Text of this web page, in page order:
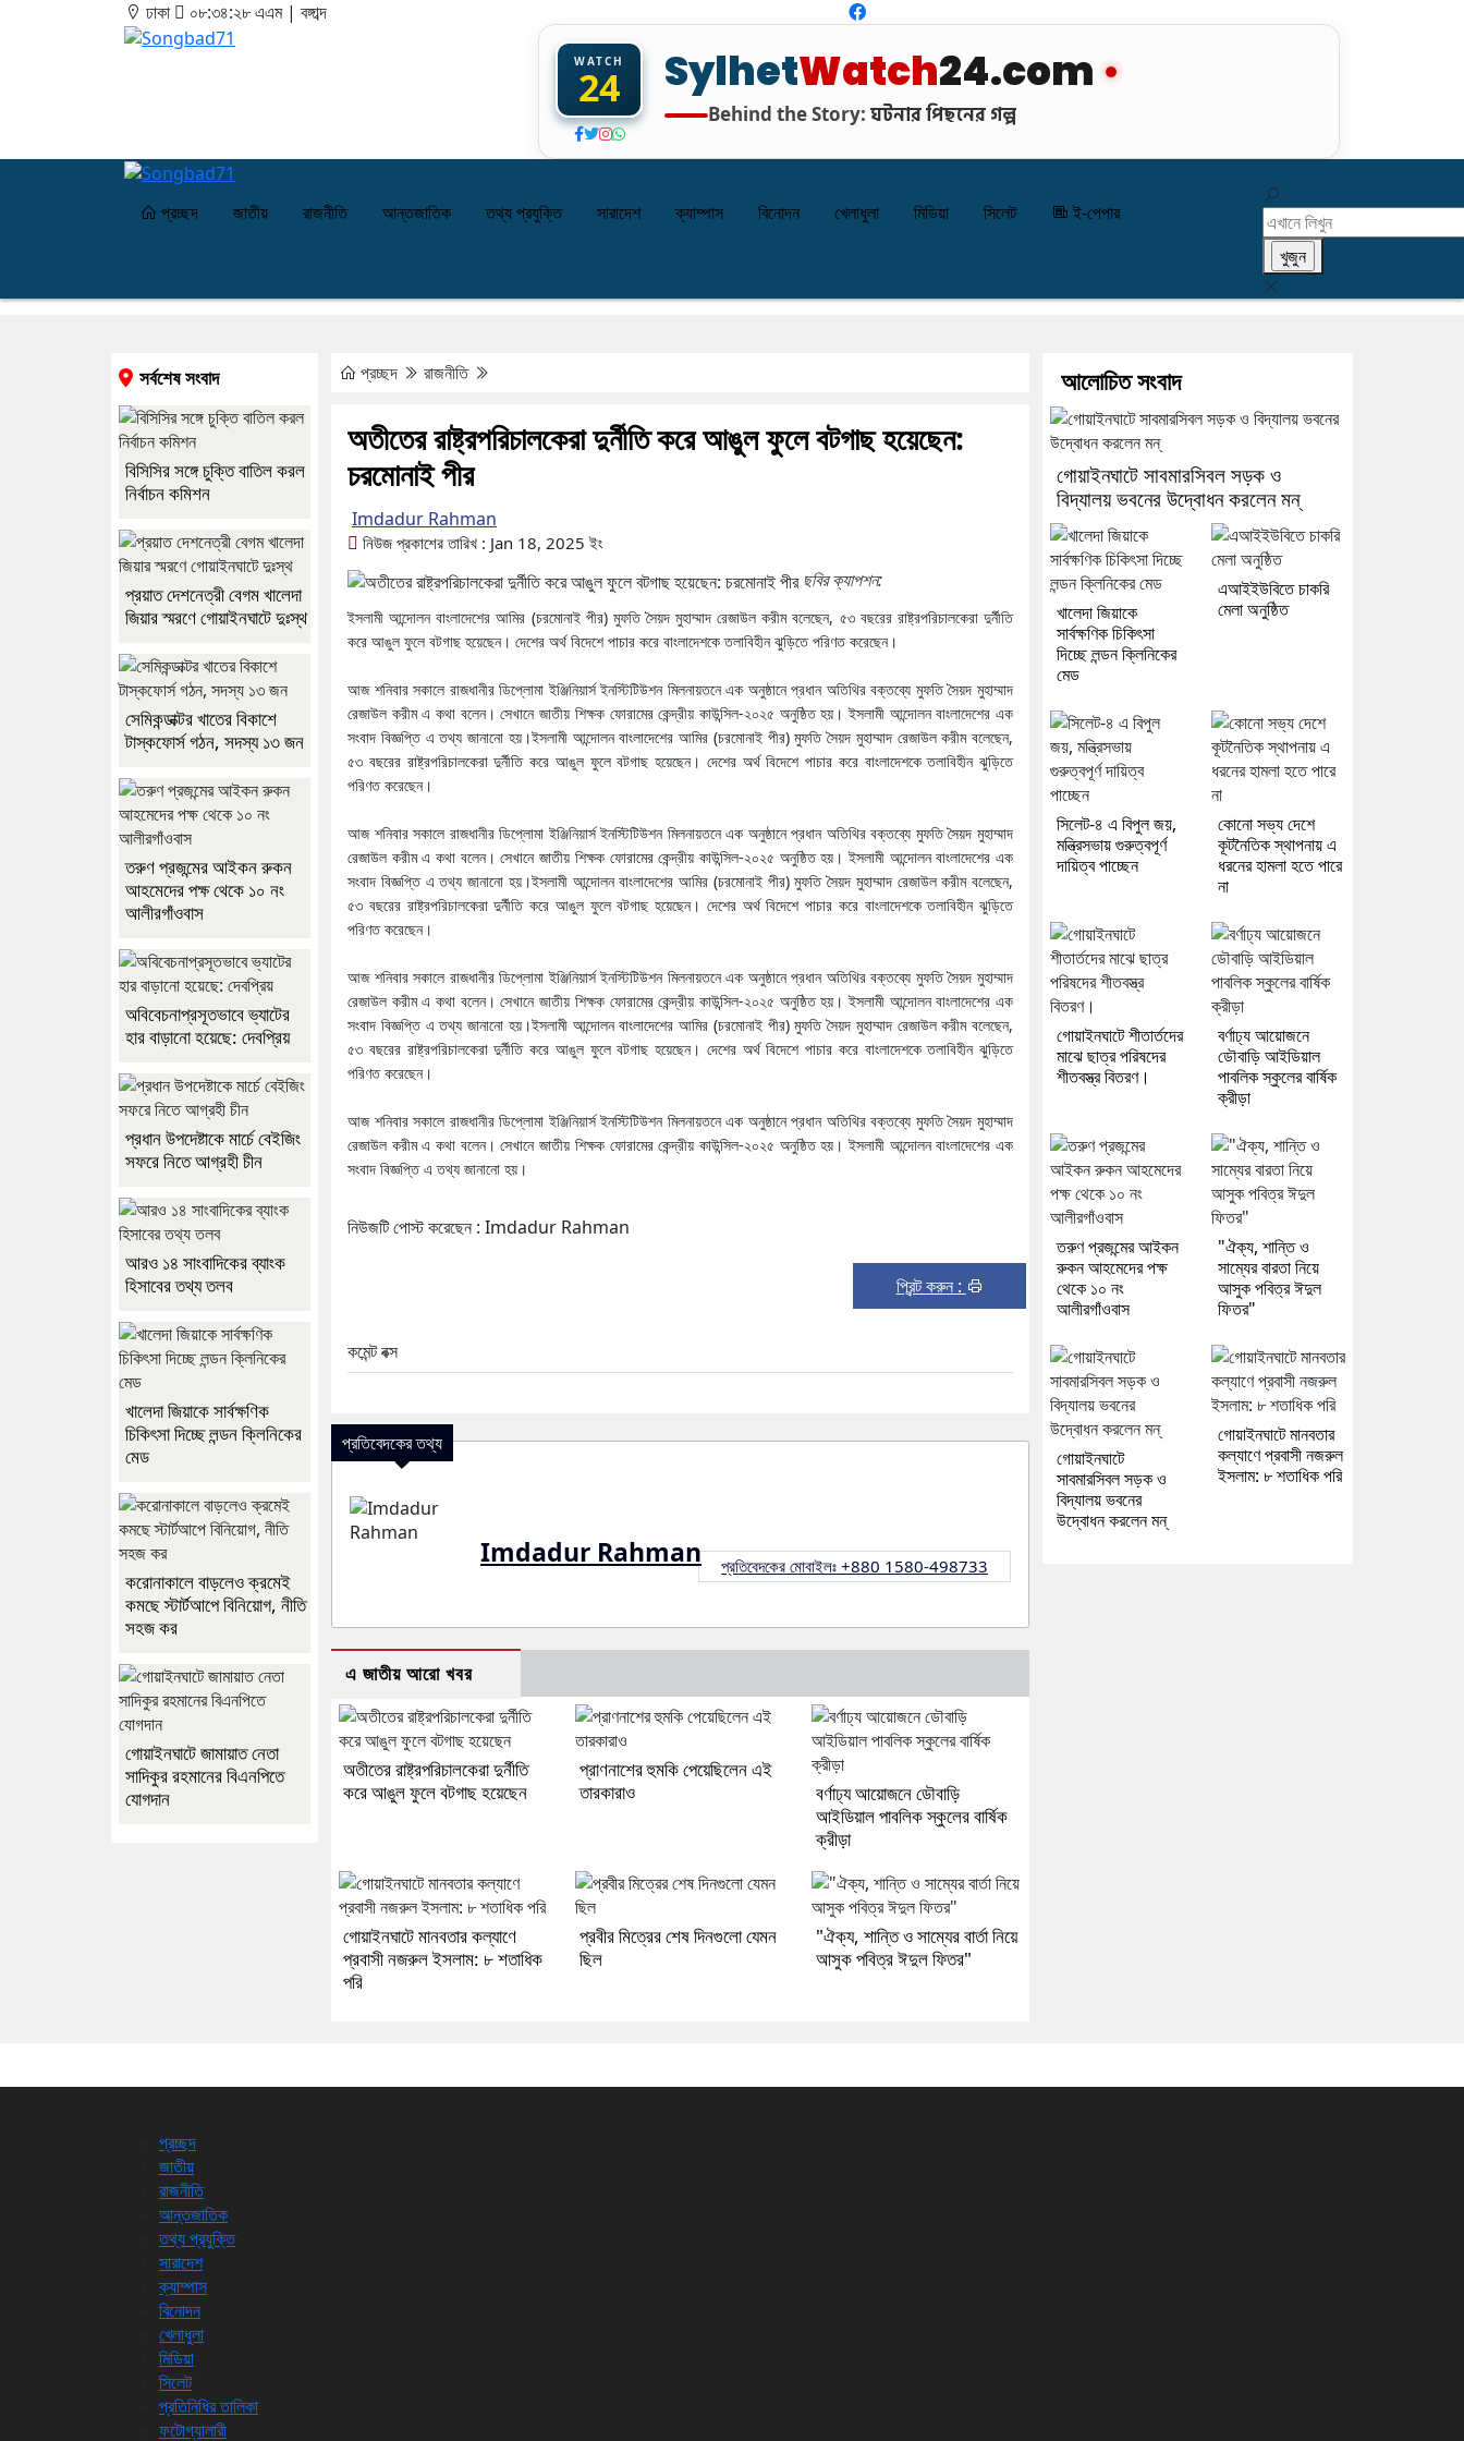
ঢাকা ০৮:৩৪:২৮ এএম| বঙ্গাব্দ
WATCH
24 SylhetWatch24.com
Behind the Story: ঘটনার পিছনের গল্প
প্রচ্ছদ জাতীয় রাজনীতি আন্তজাতিক তথ্য প্রযুক্তি সারাদেশ ক্যাম্পাস বিনোদন খেলাধুলা মিডিয়া সিলেট ই-পেপার
প্রচ্ছদ রাজনীতি
অতীতের রাষ্ট্রপরিচালকেরা দুর্নীতি করে আঙুল ফুলে বটগাছ হয়েছেন:
চরমোনাই পীর
Imdadur Rahman
নিউজ প্রকাশের তারিখ : Jan 18, 2025 ইং
ছবির ক্যাপশন:
ইসলামী আন্দোলন বাংলাদেশের আমির (চরমোনাই পীর) মুফতি সৈয়দ মুহাম্মাদ রেজাউল করীম বলেছেন, ৫৩ বছরের রাষ্ট্রপরিচালকেরা দুর্নীতি
করে আঙুল ফুলে বটগাছ হয়েছেন। দেশের অর্থ বিদেশে পাচার করে বাংলাদেশকে তলাবিহীন ঝুড়িতে পরিণত করেছেন।
আজ শনিবার সকালে রাজধানীর ডিপ্লোমা ইঞ্জিনিয়ার্স ইনস্টিটিউশন মিলনায়তনে এক অনুষ্ঠানে প্রধান অতিথির বক্তব্যে মুফতি সৈয়দ মুহাম্মাদ
রেজাউল করীম এ কথা বলেন। সেখানে জাতীয় শিক্ষক ফোরামের কেন্দ্রীয় কাউন্সিল-২০২৫ অনুষ্ঠিত হয়। ইসলামী আন্দোলন বাংলাদেশের এক
সংবাদ বিজ্ঞপ্তি এ তথ্য জানানো হয়।ইসলামী আন্দোলন বাংলাদেশের আমির (চরমোনাই পীর) মুফতি সৈয়দ মুহাম্মাদ রেজাউল করীম বলেছেন,
৫৩ বছরের রাষ্ট্রপরিচালকেরা দুর্নীতি করে আঙুল ফুলে বটগাছ হয়েছেন। দেশের অর্থ বিদেশে পাচার করে বাংলাদেশকে তলাবিহীন ঝুড়িতে
পরিণত করেছেন।
আজ শনিবার সকালে রাজধানীর ডিপ্লোমা ইঞ্জিনিয়ার্স ইনস্টিটিউশন মিলনায়তনে এক অনুষ্ঠানে প্রধান অতিথির বক্তব্যে মুফতি সৈয়দ মুহাম্মাদ
রেজাউল করীম এ কথা বলেন। সেখানে জাতীয় শিক্ষক ফোরামের কেন্দ্রীয় কাউন্সিল-২০২৫ অনুষ্ঠিত হয়। ইসলামী আন্দোলন বাংলাদেশের এক
সংবাদ বিজ্ঞপ্তি এ তথ্য জানানো হয়।ইসলামী আন্দোলন বাংলাদেশের আমির (চরমোনাই পীর) মুফতি সৈয়দ মুহাম্মাদ রেজাউল করীম বলেছেন,
৫৩ বছরের রাষ্ট্রপরিচালকেরা দুর্নীতি করে আঙুল ফুলে বটগাছ হয়েছেন। দেশের অর্থ বিদেশে পাচার করে বাংলাদেশকে তলাবিহীন ঝুড়িতে
পরিণত করেছেন।
আজ শনিবার সকালে রাজধানীর ডিপ্লোমা ইঞ্জিনিয়ার্স ইনস্টিটিউশন মিলনায়তনে এক অনুষ্ঠানে প্রধান অতিথির বক্তব্যে মুফতি সৈয়দ মুহাম্মাদ
রেজাউল করীম এ কথা বলেন। সেখানে জাতীয় শিক্ষক ফোরামের কেন্দ্রীয় কাউন্সিল-২০২৫ অনুষ্ঠিত হয়। ইসলামী আন্দোলন বাংলাদেশের এক
সংবাদ বিজ্ঞপ্তি এ তথ্য জানানো হয়।ইসলামী আন্দোলন বাংলাদেশের আমির (চরমোনাই পীর) মুফতি সৈয়দ মুহাম্মাদ রেজাউল করীম বলেছেন,
৫৩ বছরের রাষ্ট্রপরিচালকেরা দুর্নীতি করে আঙুল ফুলে বটগাছ হয়েছেন। দেশের অর্থ বিদেশে পাচার করে বাংলাদেশকে তলাবিহীন ঝুড়িতে
পরিণত করেছেন।
আজ শনিবার সকালে রাজধানীর ডিপ্লোমা ইঞ্জিনিয়ার্স ইনস্টিটিউশন মিলনায়তনে এক অনুষ্ঠানে প্রধান অতিথির বক্তব্যে মুফতি সৈয়দ মুহাম্মাদ
রেজাউল করীম এ কথা বলেন। সেখানে জাতীয় শিক্ষক ফোরামের কেন্দ্রীয় কাউন্সিল-২০২৫ অনুষ্ঠিত হয়। ইসলামী আন্দোলন বাংলাদেশের এক
সংবাদ বিজ্ঞপ্তি এ তথ্য জানানো হয়।
নিউজটি পোস্ট করেছেন : Imdadur Rahman
প্রিন্ট করুন :
কমেন্ট বক্স
প্রতিবেদকের তথ্য
Imdadur Rahman প্রতিবেদকের মোবাইলঃ +880 1580-498733
এ জাতীয় আরো খবর
অতীতের রাষ্ট্রপরিচালকেরা দুর্নীতি
করে আঙুল ফুলে বটগাছ হয়েছেন
প্রাণনাশের হুমকি পেয়েছিলেন এই
তারকারাও
বর্ণাঢ্য আয়োজনে ডৌবাড়ি
আইডিয়াল পাবলিক স্কুলের বার্ষিক
ক্রীড়া
গোয়াইনঘাটে মানবতার কল্যাণে
প্রবাসী নজরুল ইসলাম: ৮ শতাধিক
পরি
প্রবীর মিত্রের শেষ দিনগুলো যেমন
ছিল
"ঐক্য, শান্তি ও সাম্যের বার্তা নিয়ে
আসুক পবিত্র ঈদুল ফিতর"
সর্বশেষ সংবাদ
বিসিসির সঙ্গে চুক্তি বাতিল করল
নির্বাচন কমিশন
প্রয়াত দেশনেত্রী বেগম খালেদা
জিয়ার স্মরণে গোয়াইনঘাটে দুঃস্থ
সেমিকন্ডাক্টর খাতের বিকাশে
টাস্কফোর্স গঠন, সদস্য ১৩ জন
তরুণ প্রজন্মের আইকন রুকন
আহমেদের পক্ষ থেকে ১০ নং
আলীরগাঁওবাস
অবিবেচনাপ্রসূতভাবে ভ্যাটের
হার বাড়ানো হয়েছে: দেবপ্রিয়
প্রধান উপদেষ্টাকে মার্চে বেইজিং
সফরে নিতে আগ্রহী চীন
আরও ১৪ সাংবাদিকের ব্যাংক
হিসাবের তথ্য তলব
খালেদা জিয়াকে সার্বক্ষণিক
চিকিৎসা দিচ্ছে লন্ডন ক্লিনিকের
মেড
করোনাকালে বাড়লেও ক্রমেই
কমছে স্টার্টআপে বিনিয়োগ, নীতি
সহজ কর
গোয়াইনঘাটে জামায়াত নেতা
সাদিকুর রহমানের বিএনপিতে
যোগদান
আলোচিত সংবাদ
গোয়াইনঘাটে সাবমারসিবল সড়ক ও
বিদ্যালয় ভবনের উদ্বোধন করলেন মন্
খালেদা জিয়াকে
সার্বক্ষণিক চিকিৎসা
দিচ্ছে লন্ডন ক্লিনিকের
মেড
এআইইউবিতে চাকরি
মেলা অনুষ্ঠিত
সিলেট-৪ এ বিপুল জয়,
মন্ত্রিসভায় গুরুত্বপূর্ণ
দায়িত্ব পাচ্ছেন
কোনো সভ্য দেশে
কূটনৈতিক স্থাপনায় এ
ধরনের হামলা হতে পারে
না
গোয়াইনঘাটে শীতার্তদের
মাঝে ছাত্র পরিষদের
শীতবস্ত্র বিতরণ।
বর্ণাঢ্য আয়োজনে
ডৌবাড়ি আইডিয়াল
পাবলিক স্কুলের বার্ষিক
ক্রীড়া
তরুণ প্রজন্মের আইকন
রুকন আহমেদের পক্ষ
থেকে ১০ নং
আলীরগাঁওবাস
"ঐক্য, শান্তি ও
সাম্যের বারতা নিয়ে
আসুক পবিত্র ঈদুল
ফিতর"
গোয়াইনঘাটে
সাবমারসিবল সড়ক ও
বিদ্যালয় ভবনের
উদ্বোধন করলেন মন্
গোয়াইনঘাটে মানবতার
কল্যাণে প্রবাসী নজরুল
ইসলাম: ৮ শতাধিক পরি
প্রচ্ছদ
জাতীয়
রাজনীতি
আন্তজাতিক
তথ্য প্রযুক্তি
সারাদেশ
ক্যাম্পাস
বিনোদন
খেলাধুলা
মিডিয়া
সিলেট
প্রতিনিধির তালিকা
ফটোগ্যালারী